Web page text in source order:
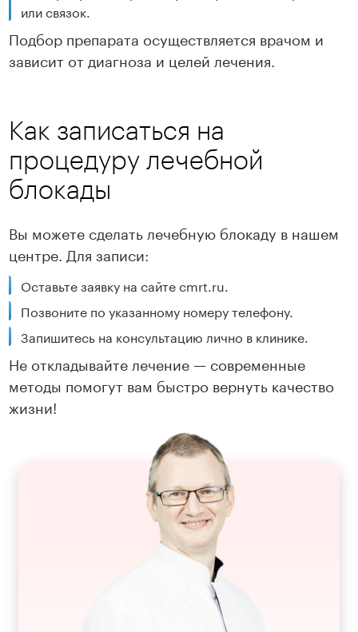
или связок.
Подбор препарата осуществляется врачом и
зависит от диагноза и целей лечения.
Как записаться на
процедуру лечебной
блокады
Вы можете сделать лечебную блокаду в нашем
центре. Для записи:
Оставьте заявку на сайте cmrt.ru.
Позвоните по указанному номеру телефону.
Запишитесь на консультацию лично в клинике.
Не откладывайте лечение — современные
методы помогут вам быстро вернуть качество
жизни!